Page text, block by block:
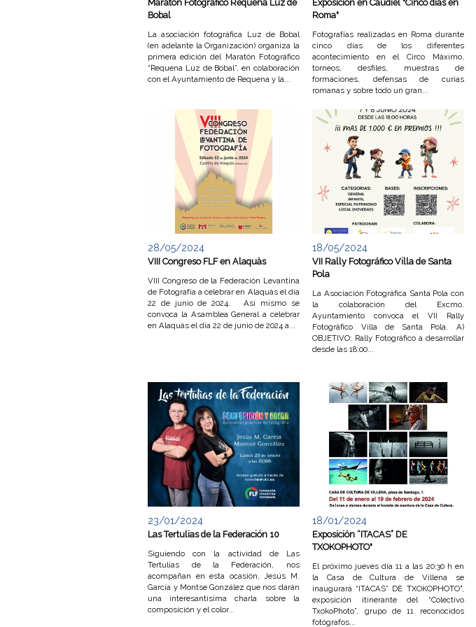
Maratón Fotográfico Requena Luz de
Bobal
La asociación fotográfica Luz de Bobal
(en adelante la Organización) organiza la
primera edición del Maratón Fotográfico
“Requena Luz de Bobal”, en colaboración
con el Ayuntamiento de Requena y la...
Exposición en Caudiel "Cinco días en
Roma"
Fotografías realizadas en Roma durante
cinco días de los diferentes
acontecimiento en el Circo Máximo,
torneos, desfiles, muestras de
formaciones, defensas de curias
romanas y sobre todo un gran...
28/05/2024
VIII Congreso FLF en Alaquàs
VIII Congreso de la Federación Levantina
de Fotografía a celebrar en Alaquàs el día
22 de junio de 2024. Así mismo se
convoca la Asamblea General a celebrar
en Alaquàs el día 22 de junio de 2024 a...
18/05/2024
VII Rally Fotográfico Villa de Santa
Pola
La Asociación Fotográfica Santa Pola con
la colaboración del Excmo.
Ayuntamiento convoca el VII Rally
Fotográfico Villa de Santa Pola. A)
OBJETIVO: Rally Fotográfico a desarrollar
desde las 18:00...
23/01/2024
Las Tertulias de la Federación 10
Siguiendo con la actividad de Las
Tertulias de la Federación, nos
acompañan en esta ocasión, Jesús M.
García y Montse González que nos darán
una interesantisima charla sobre la
composición y el color...
18/01/2024
Exposición “ITACAS” DE
TXOKOPHOTO"
El próximo jueves día 11 a las 20:30 h en
la Casa de Cultura de Villena se
inaugurará “ITACAS” DE TXOKOPHOTO",
exposición itinerante del “Colectivo
TxokoPhoto”, grupo de 11 reconocidos
fotógrafos...